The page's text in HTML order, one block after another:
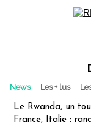
News Les + lus
Le Rwanda, un
France, Italie :